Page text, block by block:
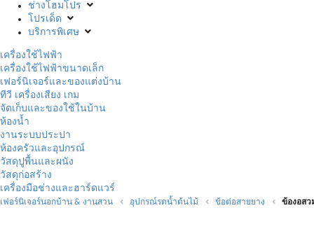
ช่างโฮมโปร
โปรเด็ด
บริการพิเศษ
เครื่องใช้ไฟฟ้า
เครื่องใช้ไฟฟ้าขนาดเล็ก
เฟอร์นิเจอร์และของแต่งบ้าน
ทีวี เครื่องเสียง เกม
จัดเก็บและของใช้ในบ้าน
ห้องน้ำ
งานระบบประปา
ห้องครัวและอุปกรณ์
วัสดุปูพื้นและผนัง
วัสดุก่อสร้าง
เครื่องมือช่างและฮาร์ดแวร์
เฟอร์นิเจอร์นอกบ้าน & งานสวน อุปกรณ์รดน้ำต้นไม้ ข้อต่อสายยาง ข้องอสว